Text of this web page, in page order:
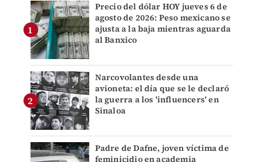
Precio del dólar HOY jueves 6 de
agosto de 2026: Peso mexicano se
ajusta a la baja mientras aguarda
al Banxico
Narcovolantes desde una
avioneta: el día que se le declaró
la guerra a los 'influencers' en
Sinaloa
Padre de Dafne, joven víctima de
feminicidio en academia